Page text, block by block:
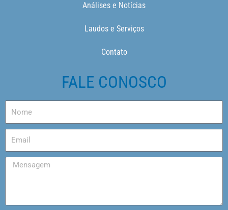
Análises e Notícias
Laudos e Serviços
Contato
FALE CONOSCO